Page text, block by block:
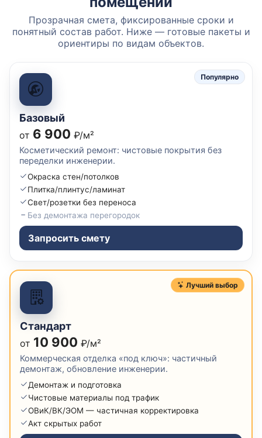
Прозрачная смета, фиксированные сроки и
понятный состав работ. Ниже — готовые пакеты и
ориентиры по видам объектов.
Популярно
Базовый
от 6 900 ₽/м²
Косметический ремонт: чистовые покрытия без
переделки инженерии.
Окраска стен/потолков
Плитка/плинтус/ламинат
Свет/розетки без переноса
Без демонтажа перегородок
Запросить смету
Лучший выбор
Стандарт
от 10 900 ₽/м²
Коммерческая отделка «под ключ»: частичный
демонтаж, обновление инженерии.
Демонтаж и подготовка
Чистовые материалы под трафик
ОВиК/ВК/ЭОМ — частичная корректировка
Акт скрытых работ